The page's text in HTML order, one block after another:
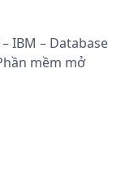
IBM – Database
mềm mở